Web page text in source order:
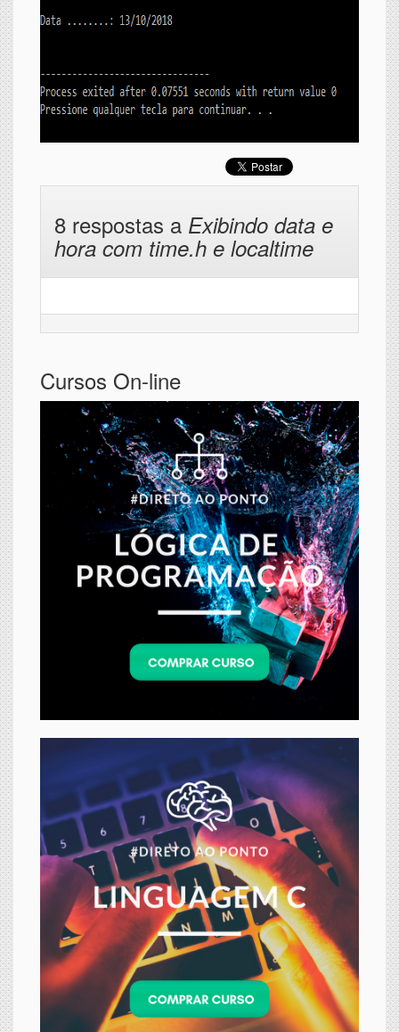
8 respostas a Exibindo data e
hora com time.h e localtime
Cursos On-line